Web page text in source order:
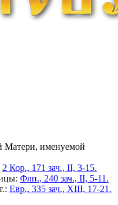
Матери, именуемой
2 Кор., 171 зач., II, 3-15.
Флп., 240 зач., II, 5-11.
Евр., 335 зач., XIII, 17-21.